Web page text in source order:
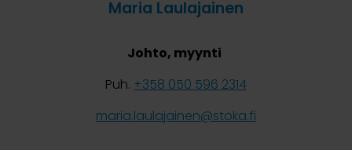
Maria Laulajainen
Johto, myynti
Puh. +358 050 596 2314
maria.laulajainen@stoka.fi